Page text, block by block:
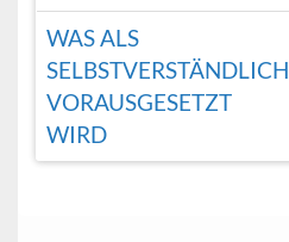
WAS ALS
SELBSTVERSTÄNDLICH
VORAUSGESETZT
WIRD